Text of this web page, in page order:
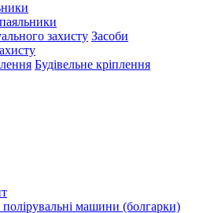
Засоби
Будівельне кріплення